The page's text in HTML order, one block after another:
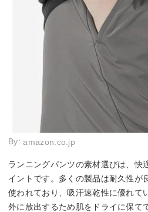
By:amazon.co.jp
ランニングパンツの素材選びは、快
イントです。多くの製品は耐久性が
使われており、吸汗速乾性に優れて
外に放出するため肌をドライに保て